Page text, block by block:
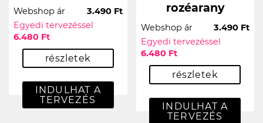
Webshop ár
3.490 Ft
Egyedi tervezéssel
6.480 Ft
részletek
INDULHAT A
TERVEZÉS
rozéarany
Webshop ár
3.490 Ft
Egyedi tervezéssel
6.480 Ft
részletek
INDULHAT A
TERVEZÉS